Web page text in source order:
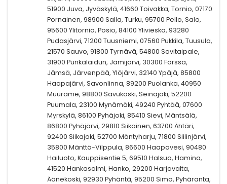
51900 Juva, Jyväskylä, 41660 Toivakka, Tornio, 07170
Pornainen, 98900 Salla, Turku, 95700 Pello, Salo,
95600 Ylitornio, Posio, 84100 Ylivieska, 93280
Pudasjärvi, 71200 Tuusniemi, 07560 Pukkila, Tuusula,
21570 Sauvo, 91800 Tyrnävä, 54800 Savitaipale,
31900 Punkalaidun, Jämijärvi, 30300 Forssa,
Jämsä, Järvenpää, Ylöjärvi, 32140 Ypäjä, 85800
Haapajärvi, Savonlinna, 89200 Puolanka, 40950
Muurame, 98800 Savukoski, Seinäjoki, 52200
Puumala, 23100 Mynämäki, 49240 Pyhtää, 07600
Myrskylä, 86100 Pyhäjoki, 85410 Sievi, Mäntsälä,
86800 Pyhäjärvi, 29810 Siikainen, 63700 Ähtäri,
92400 Siikajoki, 52700 Mäntyharju, 71800 Siilinjärvi,
35800 Mänttä-Vilppula, 86600 Haapavesi, 90480
Hailuoto, Kauppisentie 5, 69510 Halsua, Hamina,
41520 Hankasalmi, Hanko, 29200 Harjavalta,
Äänekoski, 92930 Pyhäntä, 95200 Simo, Pyhäranta,